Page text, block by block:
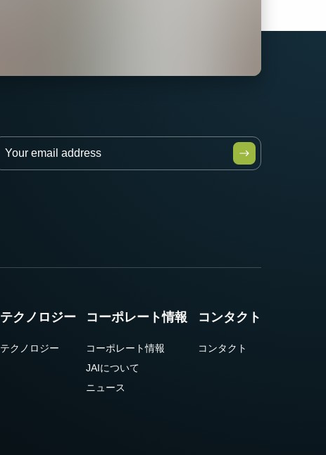
テクノロジー
テクノロジー
コーポレート情報
コーポレート情報
JAIについて
ニュース
コンタクト
コンタクト